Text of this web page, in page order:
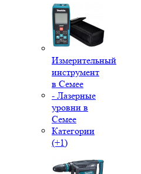
Измерительный
инструмент
в Семее
- Лазерные
уровни в
Семее
Категории
(+1)